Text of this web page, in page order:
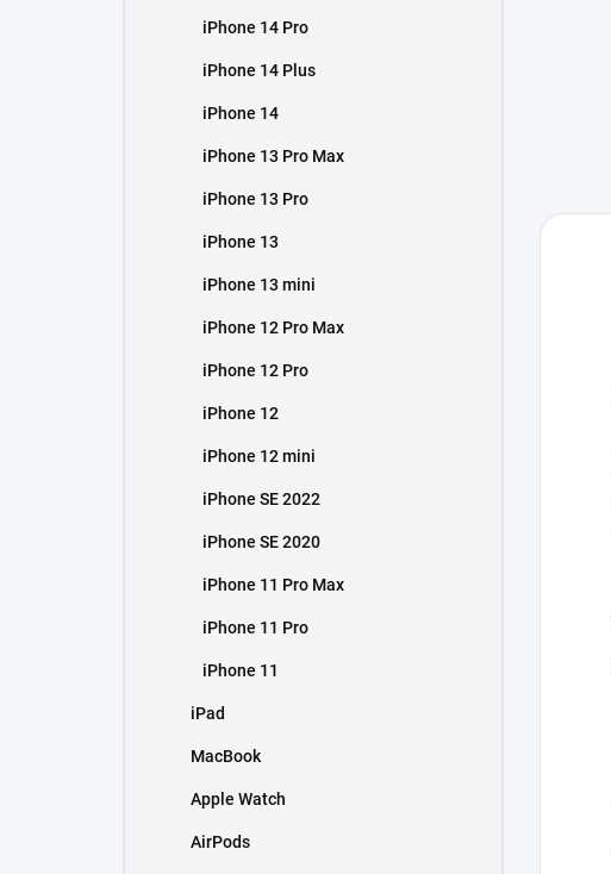
iPhone 14 Pro
iPhone 14 Plus
iPhone 14
iPhone 13 Pro Max
iPhone 13 Pro
iPhone 13
iPhone 13 mini
iPhone 12 Pro Max
iPhone 12 Pro
iPhone 12
iPhone 12 mini
iPhone SE 2022
iPhone SE 2020
iPhone 11 Pro Max
iPhone 11 Pro
iPhone 11
iPad
MacBook
Apple Watch
AirPods